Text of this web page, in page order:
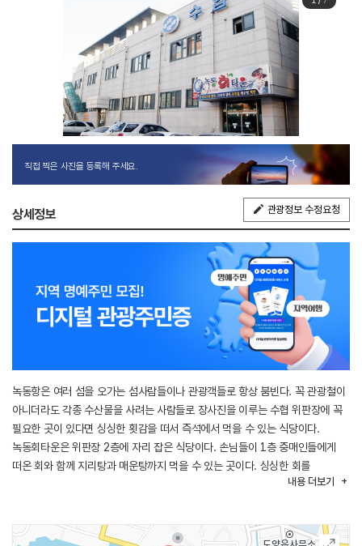
직접 찍은 사진을 등록해 주세요.
상세정보 관광정보 수정요청
녹동항은 여러 섬을 오가는 섬사람들이나 관광객들로 항상 붐빈다. 꼭 관광철이
아니더라도 각종 수산물을 사려는 사람들로 장사진을 이루는 수협 위판장에 꼭
필요한 곳이 있다면 싱싱한 횟감을 떠서 즉석에서 먹을 수 있는 식당이다.
녹동회타운은 위판장 2층에 자리 잡은 식당이다. 손님들이 1층 중매인들에게
떠온 회와 함께 지리탕과 매운탕까지 먹을 수 있는 곳이다. 싱싱한 회를
내용 더보기